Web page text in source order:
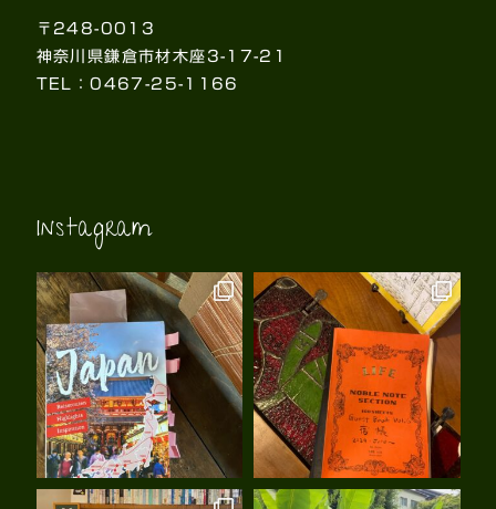
〒248-0013
神奈川県鎌倉市材木座3-17-21
TEL：0467-25-1166
Instagram